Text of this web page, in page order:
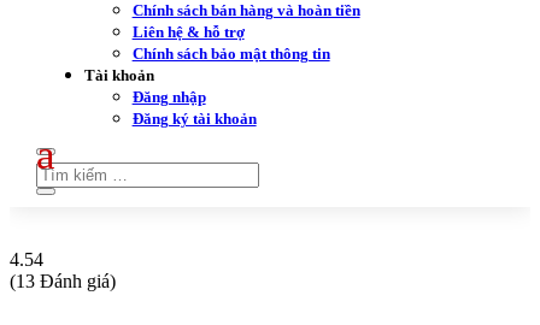
Chính sách bán hàng và hoàn tiền
Liên hệ & hỗ trợ
Chính sách bảo mật thông tin
Tài khoản
Đăng nhập
Đăng ký tài khoản
4.54
(13 Đánh giá)